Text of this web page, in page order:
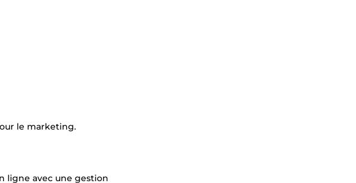
le marketing.
ligne avec une gestion